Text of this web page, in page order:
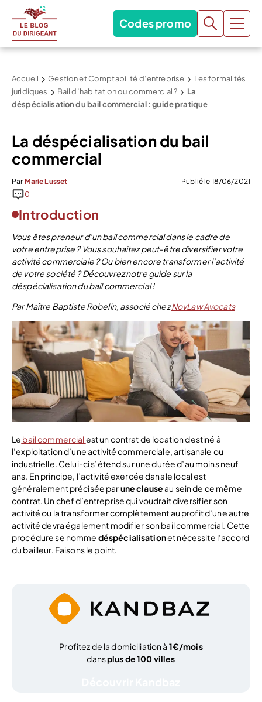
Codes promo
Accueil Gestion et Comptabilité d’entreprise
Les formalités
juridiques
Bail d’habitation ou commercial ?
La
déspécialisation du bail commercial : guide pratique
La déspécialisation du bail
commercial
Par Marie Lusset
Publié le 18/06/2021
0
Introduction
Vous êtes preneur d’un bail commercial dans le cadre de
votre entreprise ? Vous souhaitez peut-être diversifier votre
activité commerciale ? Ou bien encore transformer l’activité
de votre société ? Découvrez notre guide sur la
déspécialisation du bail commercial !
Par Maître Baptiste Robelin, associé chezNovLaw Avocats
Le bail commercialest un contrat de location destiné à
l’exploitation d’une activité commerciale, artisanale ou
industrielle. Celui-ci s’étend sur une durée d’au moins neuf
ans. En principe, l’activité exercée dans le local est
généralement précisée parune clauseau sein de ce même
contrat. Un chef d’entreprise qui voudrait diversifier son
activité ou la transformer complètement au profit d’une autre
activité devra également modifier son bail commercial. Cette
procédure se nomme déspécialisationet nécessite l’accord
du bailleur. Faisons le point.
Profitez de la domiciliation à 1€/mois
dansplus de 100 villes